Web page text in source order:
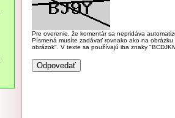
Pre overenie, že komentár sa nepridáva
Písmená musíte zadávať rovnako ako na
obrázok". V texte sa používajú iba znaky